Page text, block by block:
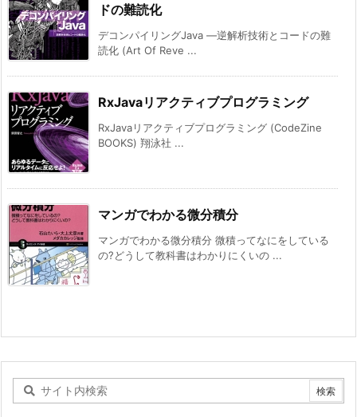
ドの難読化
デコンパイリングJava ―逆解析技術とコードの難
読化 (Art Of Reve ...
RxJavaリアクティブプログラミング
RxJavaリアクティブプログラミング (CodeZine
BOOKS) 翔泳社 ...
マンガでわかる微分積分
マンガでわかる微分積分 微積ってなにをしている
の?どうして教科書はわかりにくいの ...